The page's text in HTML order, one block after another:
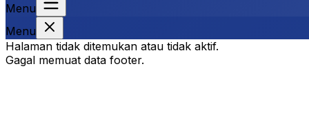
Menu
Menu
Halaman tidak ditemukan atau tidak aktif.
Gagal memuat data footer.